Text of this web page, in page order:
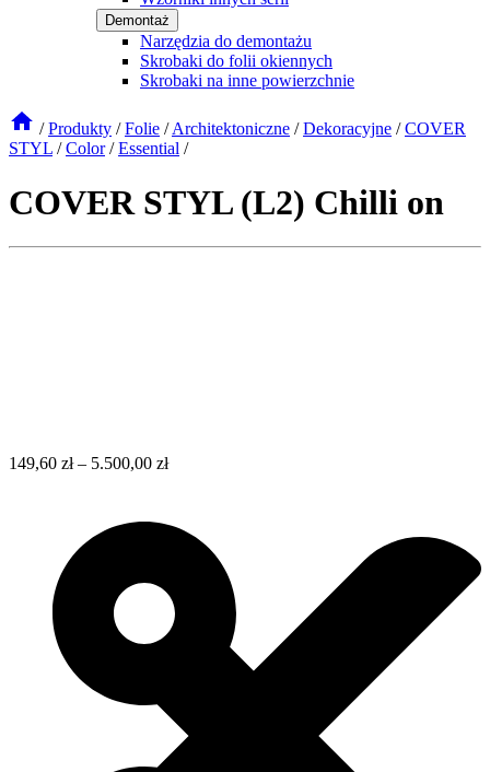
Demontaż
Narzędzia do demontażu
Skrobaki do folii okiennych
Skrobaki na inne powierzchnie
/ Produkty / Folie / Architektoniczne / Dekoracyjne / COVER
STYL / Color / Essential /
COVER STYL (L2) Chilli on
149,60 zł– 5.500,00 zł